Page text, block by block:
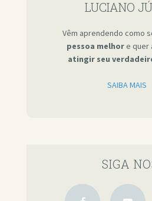
LUCIANO
Vêm aprendendo como
pessoa melhore quer
atingir seu
SAIBA MAIS
SIGA